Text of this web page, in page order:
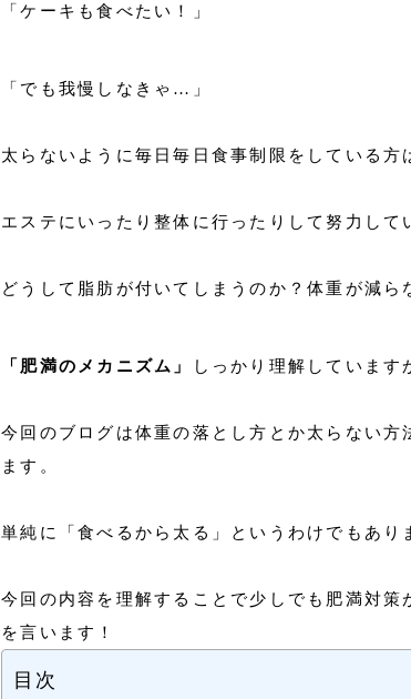
「ケーキも食べたい！」
「でも我慢しなきゃ…」
太らないように毎日毎日食事制限をしている方
エステにいったり整体に行ったりして努力して
どうして脂肪が付いてしまうのか？体重が減ら
「肥満のメカニズム」 しっかり理解しています
今回のブログは体重の落とし方とか太らない
ます。
単純に「食べるから太る」というわけでもあ
今回の内容を理解することで少しでも肥満対
を言います！
目次